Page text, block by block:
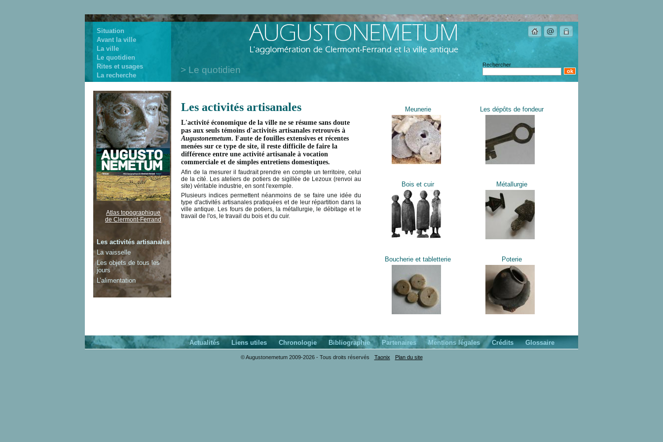
Situation
Avant la ville
La ville
Le quotidien
Rites et usages
La recherche
Rechercher
Le quotidien
Meunerie Les dépôts de fondeur
Bois et cuir Métallurgie
Boucherie et tabletterie Poterie
Les activités artisanales
L'activité économique de la ville ne se résume sans doute
pas aux seuls témoins d'activités artisanales retrouvés à
Augustonemetum. Faute de fouilles extensives et récentes
menées sur ce type de site, il reste difficile de faire la
différence entre une activité artisanale à vocation
commerciale et de simples entretiens domestiques.
Afin de la mesurer il faudrait prendre en compte un territoire, celui
de la cité. Les ateliers de potiers de sigillée de Lezoux (renvoi au
site) véritable industrie, en sont l'exemple.
Plusieurs indices permettent néanmoins de se faire une idée du
type d'activités artisanales pratiquées et de leur répartition dans la
ville antique. Les fours de potiers, la métallurgie, le débitage et le
travail de l'os, le travail du bois et du cuir.
Atlas topographique
de Clermont-Ferrand
Les activités artisanales
La vaisselle
Les objets de tous les
jours
L’alimentation
Actualités Liens utiles Chronologie Bibliographie Partenaires Mentions légales Crédits Glossaire
© Augustonemetum 2009-2026 - Tous droits réservés Taonix Plan du site